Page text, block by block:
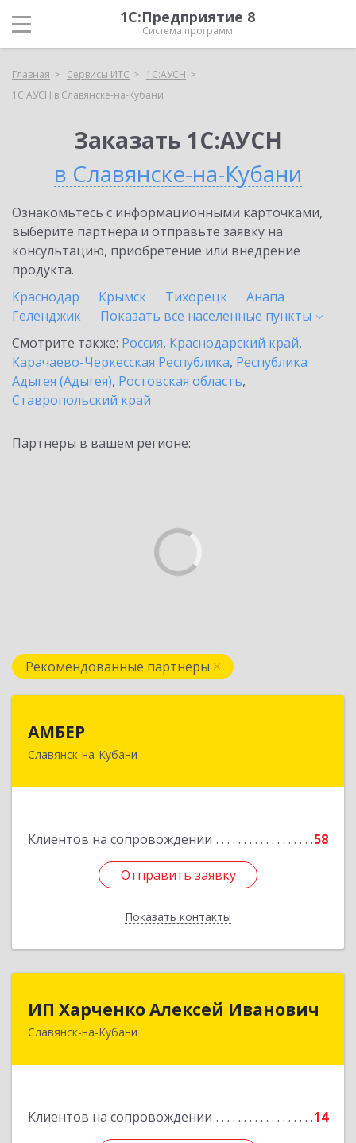
1С:Предприятие 8
Система программ
Главная Сервисы ИТС
1С:АУСН
1С:АУСН в Славянске-на-Кубани
Заказать 1С:АУСН
в Славянске-на-Кубани
Ознакомьтесь с информационными карточками,
выберите партнёра и отправьте заявку на
консультацию, приобретение или внедрение
продукта.
Краснодар
Крымск Тихорецк
Анапа
Геленджик
Показать все населенные пункты
Смотрите также: Россия, Краснодарский край,
Карачаево-Черкесская Республика, Республика
Адыгея (Адыгея), Ростовская область,
Ставропольский край
Партнеры в вашем регионе:
Рекомендованные партнеры
АМБЕР
Славянск-на-Кубани
Клиентов на сопровождении 58
Отправить заявку
Показать контакты
353562, Краснодарский край, Славянский р-н,
Отправить заявку
Назад
ИП Харченко Алексей Иванович
Славянск-на-Кубани
Клиентов на сопровождении 14
ИП Харченко Алексей Иванович
353 579, Краснодарский край, ст.Петровская,